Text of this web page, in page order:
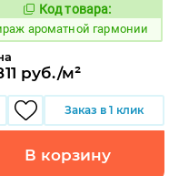
984641
Код товара:
ароматной гармонии
руб./м²
Заказ в 1 клик
В корзину